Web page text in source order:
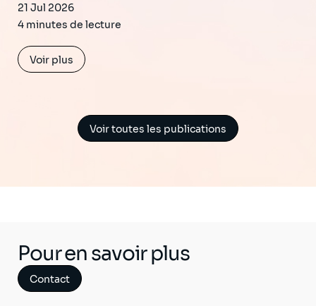
21 Jul 2026
4 minutes de lecture
Voir plus
Voir toutes les publications
Pour en savoir plus
Contact